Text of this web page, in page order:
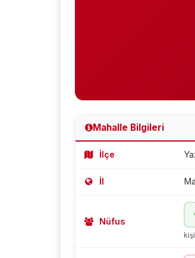
Mahalle Bilgileri
İlçe
İl
Nüfus
kişi